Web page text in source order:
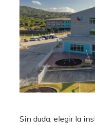
Sin duda, elegir la